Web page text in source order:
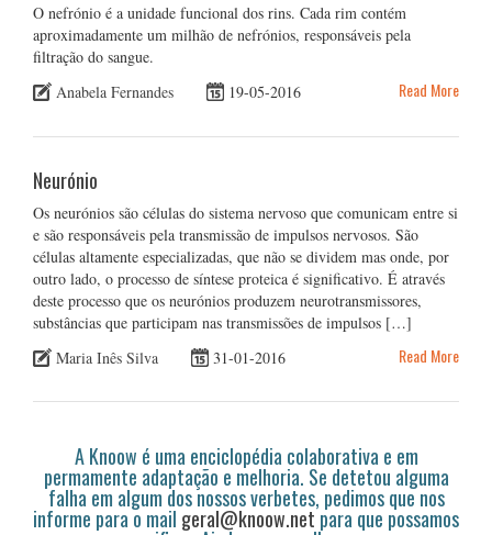
O nefrónio é a unidade funcional dos rins. Cada rim contém
aproximadamente um milhão de nefrónios, responsáveis pela
filtração do sangue.
Anabela Fernandes
19-05-2016 Read More
Neurónio
Os neurónios são células do sistema nervoso que comunicam entre si
e são responsáveis pela transmissão de impulsos nervosos. São
células altamente especializadas, que não se dividem mas onde, por
outro lado, o processo de síntese proteica é significativo. É através
deste processo que os neurónios produzem neurotransmissores,
substâncias que participam nas transmissões de impulsos […]
Maria Inês Silva
31-01-2016 Read More
A Knoow é uma enciclopédia colaborativa e em
permamente adaptação e melhoria. Se detetou alguma
falha em algum dos nossos verbetes, pedimos que nos
informe para o mail geral@knoow.netpara que possamos